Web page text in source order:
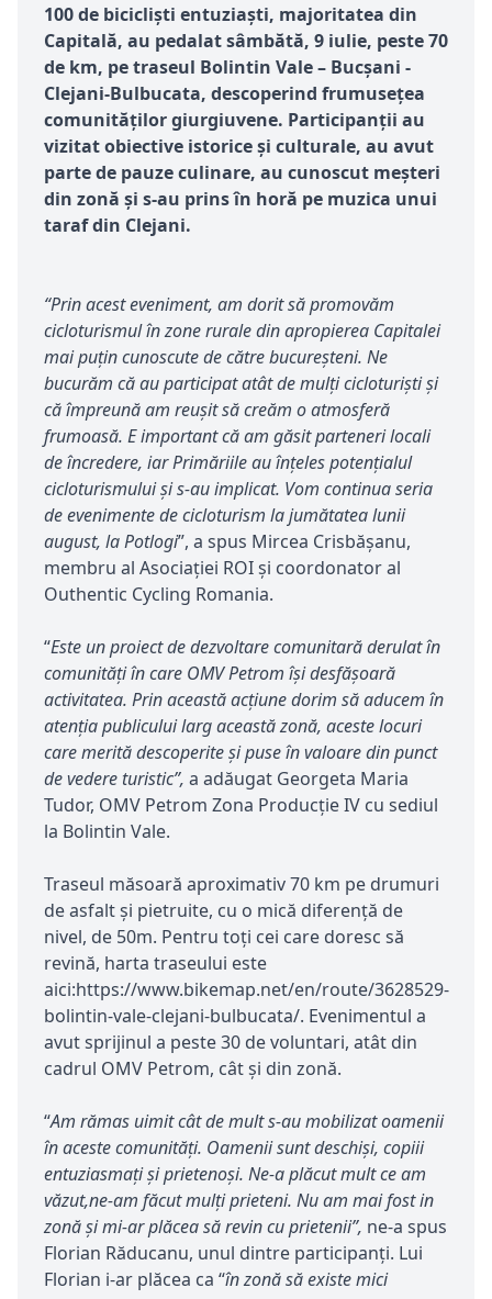
100 de bicicliști entuziaști, majoritatea din
Capitală, au pedalat sâmbătă, 9 iulie, peste 70
de km, pe traseul Bolintin Vale – Bucșani -
Clejani-Bulbucata, descoperind frumusețea
comunităților giurgiuvene. Participanții au
vizitat obiective istorice și culturale, au avut
parte de pauze culinare, au cunoscut meșteri
din zonă și s-au prins în horă pe muzica unui
taraf din Clejani.
“Prin acest eveniment, am dorit să promovăm
cicloturismul în zone rurale din apropierea Capitalei
mai puțin cunoscute de către bucureșteni. Ne
bucurăm că au participat atât de mulți cicloturiști și
că împreună am reușit să creăm o atmosferă
frumoasă. E important că am găsit parteneri locali
de încredere, iar Primăriile au înțeles potențialul
cicloturismului și s-au implicat. Vom continua seria
de evenimente de cicloturism la jumătatea lunii
august, la Potlogi”, a spus Mircea Crisbășanu,
membru al Asociației ROI și coordonator al
Outhentic Cycling Romania.
“Este un proiect de dezvoltare comunitară derulat în
comunități în care OMV Petrom își desfășoară
activitatea. Prin această acțiune dorim să aducem în
atenția publicului larg această zonă, aceste locuri
care merită descoperite și puse în valoare din punct
de vedere turistic”, a adăugat Georgeta Maria
Tudor, OMV Petrom Zona Producție IV cu sediul
la Bolintin Vale.
Traseul măsoară aproximativ 70 km pe drumuri
de asfalt și pietruite, cu o mică diferență de
nivel, de 50m. Pentru toți cei care doresc să
revină, harta traseului este
aici:https://www.bikemap.net/en/route/3628529-
bolintin-vale-clejani-bulbucata/. Evenimentul a
avut sprijinul a peste 30 de voluntari, atât din
cadrul OMV Petrom, cât și din zonă.
“Am rămas uimit cât de mult s-au mobilizat oamenii
în aceste comunități. Oamenii sunt deschiși, copiii
entuziasmați și prietenoși. Ne-a plăcut mult ce am
văzut,ne-am făcut mulți prieteni. Nu am mai fost in
zonă și mi-ar plăcea să revin cu prietenii”, ne-a spus
Florian Răducanu, unul dintre participanți. Lui
Florian i-ar plăcea ca “în zonă să existe mici